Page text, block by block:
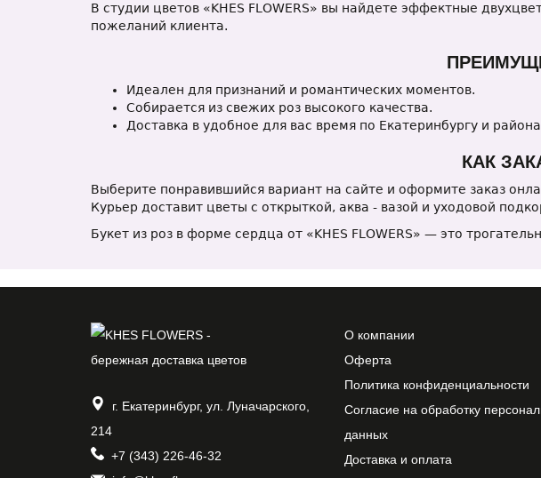
В студии цветов «KHES FLOWERS» вы найдете эффектные
пожеланий клиента.
Идеален для признаний и романтических моментов.
Собирается из свежих роз высокого качества.
Доставка в удобное для вас время по Екатеринбургу и
КАК
Выберите понравившийся вариант на сайте и оформите заказ
Курьер доставит цветы с открыткой, аква - вазой и уходовой
Букет из роз в форме сердца от «KHES FLOWERS» — это
г. Екатеринбург, ул. Луначарского,
214
+7 (343) 226-46-32
О компании
Оферта
Политика конфиденциальности
Согласие на обработку
данных
Доставка и оплата